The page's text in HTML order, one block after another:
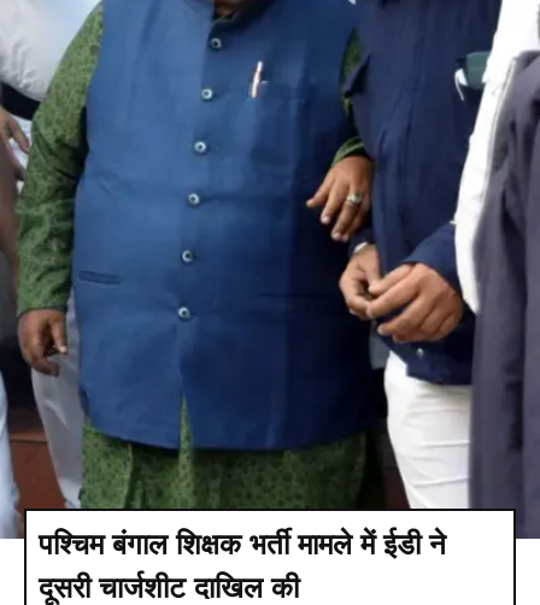
पश्चिम बंगाल शिक्षक भर्ती मामले में ईडी ने
दूसरी चार्जशीट दाखिल की